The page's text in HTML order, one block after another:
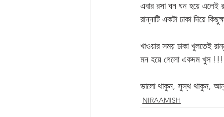
এবার রসা ঘন ঘন হয়ে এলেই
রান্নাটি একটা ঢাকা দিয়ে
খাওয়ার সময় ঢাকা খুলতেই
মন হয়ে গেলো একদম খুস !!!
ভালো থাকুন, সুস্থ থাকুন,
NIRAAMISH